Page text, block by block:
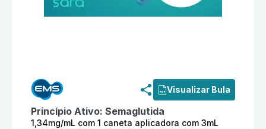
Visualizar Bula
Princípio Ativo: Semaglutida
1,34mg/mL com 1 caneta aplicadora com 3mL